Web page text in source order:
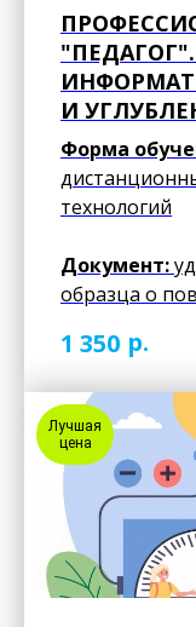
И
Форма
технологий
Документ:
образца о
1 350 р.
Лучшая
цена